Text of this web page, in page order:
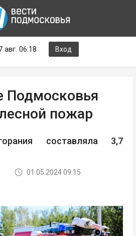
авг. 06:18 Вход
Подмосковья
пожар
составляла 3,7
01.05.2024 09:15